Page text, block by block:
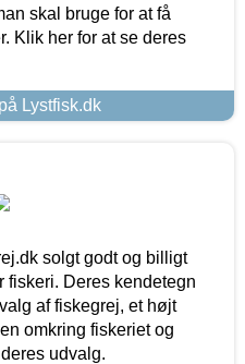
skal bruge for at få
Klik her for at se deres
Lystfisk.dk
solgt godt og billigt
fiskeri. Deres kendetegn
af fiskegrej, et højt
omkring fiskeriet og
udvalg.